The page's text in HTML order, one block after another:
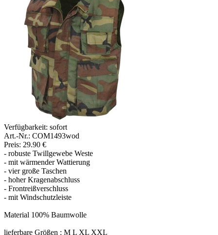
Verfügbarkeit: sofort
Art.-Nr.: COM1493wod
Preis: 29.90 €
- robuste Twillgewebe Weste
- mit wärmender Wattierung
- vier große Taschen
- hoher Kragenabschluss
- Frontreißverschluss
- mit Windschutzleiste
Material 100% Baumwolle
lieferbare Größen : M L XL XXL